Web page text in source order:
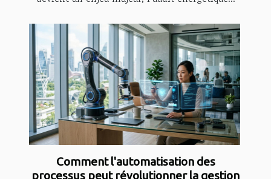
Comment l'automatisation des
processus peut révolutionner la gestion